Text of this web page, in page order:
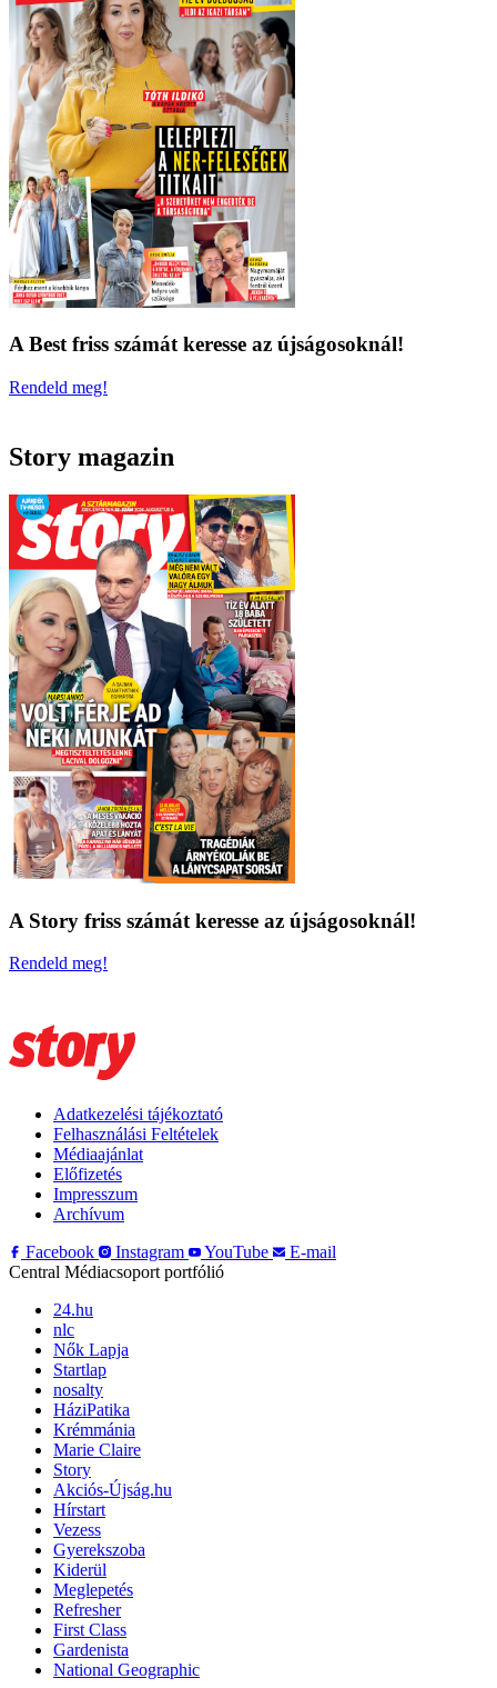
A Best friss számát keresse az újságosoknál!
Rendeld meg!
Story magazin
A Story friss számát keresse az újságosoknál!
Rendeld meg!
Adatkezelési tájékoztató
Felhasználási Feltételek
Médiaajánlat
Előfizetés
Impresszum
Archívum
Facebook
Instagram YouTube
E-mail
Central Médiacsoport portfólió
24.hu
nlc
Nők Lapja
Startlap
nosalty
HáziPatika
Krémmánia
Marie Claire
Story
Akciós-Újság.hu
Hírstart
Vezess
Gyerekszoba
Kiderül
Meglepetés
Refresher
First Class
Gardenista
National Geographic